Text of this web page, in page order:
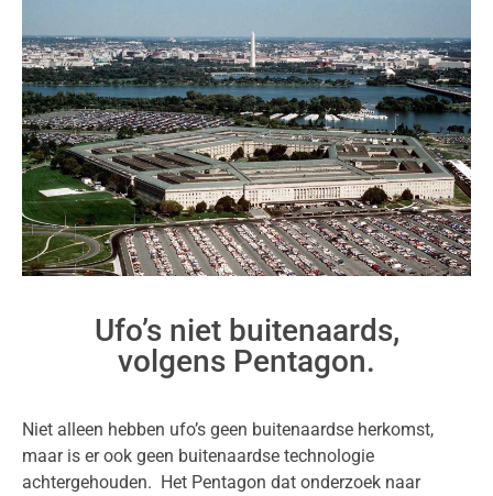
Ufo’s niet buitenaards,
volgens Pentagon.
Niet alleen hebben ufo’s geen buitenaardse herkomst,
maar is er ook geen buitenaardse technologie
achtergehouden. Het Pentagon dat onderzoek naar